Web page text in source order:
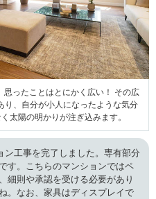
ったことはとにかく広い！ その広
り、自分が小人になったような気分
太陽の明かりが注ぎ込みます。
ン工事を完了しました。専有部分
す。こちらのマンションではペ
細則や承認を受ける必要があり
。なお、家具はディスプレイで